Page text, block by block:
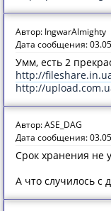
Автор: IngwarAlmighty
Дата сообщения:
Умм, есть 2
http://
http://
Автор: ASE_DAG
Дата сообщения:
Срок хранения не
А что случилось с